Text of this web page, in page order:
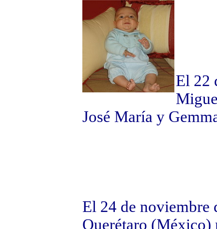
El 22
José María y
El 24 de noviembre
Querétaro (México)